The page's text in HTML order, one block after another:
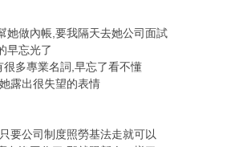
她做內帳,要我隔天去她公司面試
早忘光了
多專業名詞,早忘了看不懂
露出很失望的表情
要公司制度照勞基法走就可以